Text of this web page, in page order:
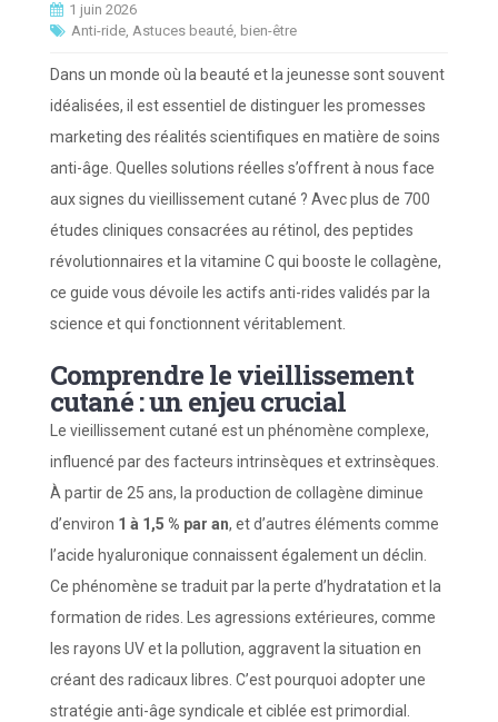
1 juin 2026
Anti-ride, Astuces beauté, bien-être
Dans un monde où la beauté et la jeunesse sont souvent
idéalisées, il est essentiel de distinguer les promesses
marketing des réalités scientifiques en matière de soins
anti-âge. Quelles solutions réelles s’offrent à nous face
aux signes du vieillissement cutané ? Avec plus de 700
études cliniques consacrées au rétinol, des peptides
révolutionnaires et la vitamine C qui booste le collagène,
ce guide vous dévoile les actifs anti-rides validés par la
science et qui fonctionnent véritablement.
Comprendre le vieillissement
cutané : un enjeu crucial
Le vieillissement cutané est un phénomène complexe,
influencé par des facteurs intrinsèques et extrinsèques.
À partir de 25 ans, la production de collagène diminue
d’environ 1 à 1,5 % par an, et d’autres éléments comme
l’acide hyaluronique connaissent également un déclin.
Ce phénomène se traduit par la perte d’hydratation et la
formation de rides. Les agressions extérieures, comme
les rayons UV et la pollution, aggravent la situation en
créant des radicaux libres. C’est pourquoi adopter une
stratégie anti-âge syndicale et ciblée est primordial.